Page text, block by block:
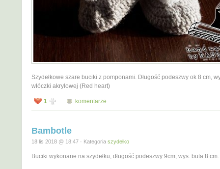
Szydełkowe szare buciki z pomponami. Długość podeszwy ok 8 cm,
włóczki akrylowej (Red heart)
1 komentarze
Bambotle
18 lis 2018 @ 18:47 · Kategoria szydełko
Buciki wykonane na szydełku, długość podeszwy 9cm, wys. buta 8 cm.